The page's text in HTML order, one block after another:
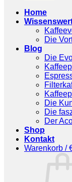
Home
Die
Blog
Die
Die
Die
Der
Shop
Kontakt
Warenkorb /